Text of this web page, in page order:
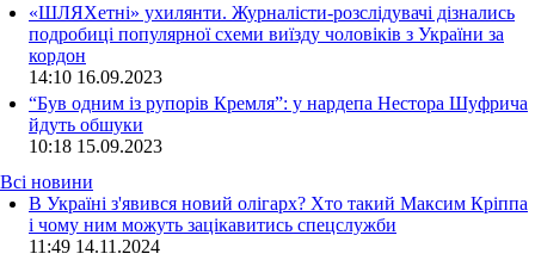
«ШЛЯХетні» ухилянти. Журналісти-розслідувачі дізнались
подробиці популярної схеми виїзду чоловіків з України за
кордон
14:10 16.09.2023
“Був одним із рупорів Кремля”: у нардепа Нестора Шуфрича
йдуть обшуки
10:18 15.09.2023
Всі новини
В Україні з'явився новий олігарх? Хто такий Максим Кріппа
і чому ним можуть зацікавитись спецслужби
11:49 14.11.2024